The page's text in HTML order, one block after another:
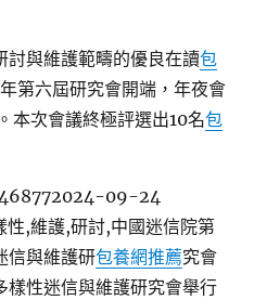
討與維護範疇的優良在讀包
第六屆研究會開端，年夜會
本次會議終極評選出10名包
09-24
性,維護,研討,中國迷信院第
信與維護研包養網推薦究會
樣性迷信與維護研究會舉行